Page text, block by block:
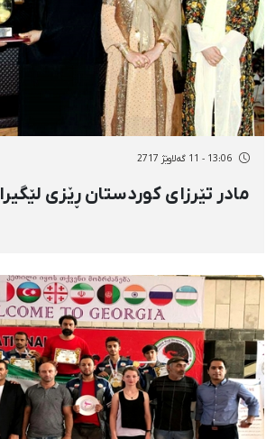
13:06 - 11 گەلاوێژ 2717
مادر تێرزای کوردستان ڕێزی لێگیرا